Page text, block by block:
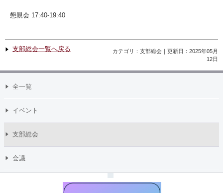
懇親会 17:40-19:40
支部総会一覧へ戻る
カテゴリ：支部総会｜更新日：2025年05月
12日
全一覧
イベント
支部総会
会議